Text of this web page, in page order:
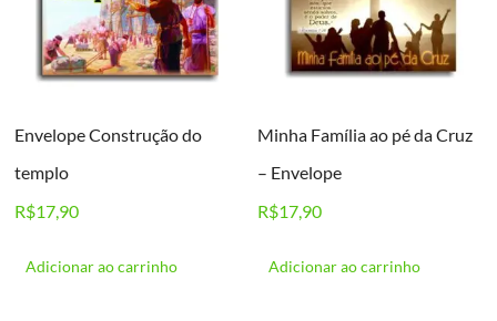
Envelope Construção do
templo
R$17,90
Adicionar ao carrinho
Minha Família ao pé da Cruz
– Envelope
R$17,90
Adicionar ao carrinho